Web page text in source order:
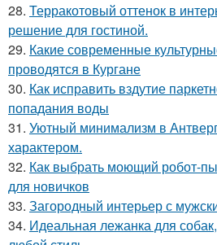
28. Терракотовый оттенок в
решение для гостиной.
29. Какие современные
проводятся в Кургане
30. Как исправить вздутие
попадания воды
31. Уютный минимализм в
характером.
32. Как выбрать моющий робот-
для новичков
33. Загородный интерьер с
34. Идеальная лежанка для